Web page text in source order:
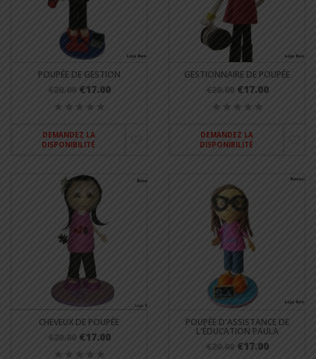
POUPÉE DE GESTION
€20.00 €17.00
DEMANDEZ LA
DISPONIBILITÉ
GESTIONNAIRE DE POUPÉE
€20.00 €17.00
DEMANDEZ LA
DISPONIBILITÉ
CHEVEUX DE POUPÉE
€20.00 €17.00
POUPÉE D'ASSISTANCE DE
L'ÉDUCATION PAULA
€20.00 €17.00